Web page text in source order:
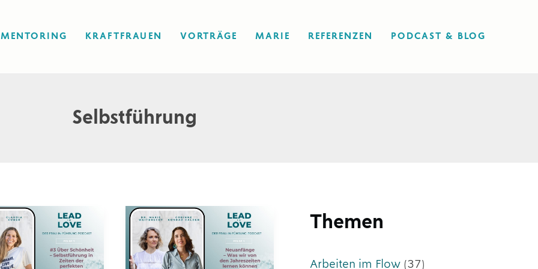
MENTORING KRAFTFRAUEN VORTRÄGE MARIE REFERENZEN PODCAST & BLOG
Selbstführung
#1:
Neuanfänge
mit
Corinne
Themen
Arbeiten im Flow (37)